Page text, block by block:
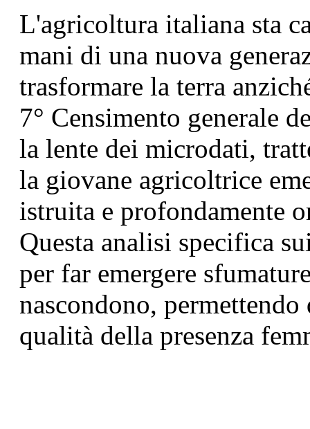
L'agricoltura italiana sta
mani di una nuova
trasformare la terra
7° Censimento generale
la lente dei microdati,
la giovane agricoltrice
istruita e profondamente
Questa analisi specifica
per far emergere
nascondono,
qualità della presenza